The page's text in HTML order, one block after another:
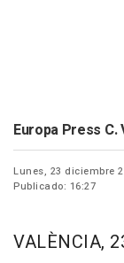
Europa Press C.
Lunes, 23 diciembre
Publicado: 16:27
VALÈNCIA,